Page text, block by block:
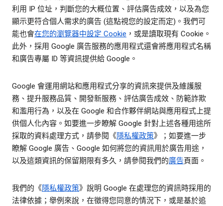
利用 IP 位址，判斷您的大概位置、評估廣告成效，以及為您
顯示更符合個人需求的廣告 (這點視您的設定而定)。我們可
能也會在您的瀏覽器中設定 Cookie ，或是讀取現有 Cookie。
此外，採用 Google 廣告服務的應用程式還會將應用程式名稱
和廣告專屬 ID 等資訊提供給 Google。
Google 會運用網站和應用程式分享的資訊來提供及維護服
務、提升服務品質、開發新服務、評估廣告成效、防範詐欺
和濫用行為，以及在 Google 和合作夥伴網站與應用程式上提
供個人化內容。如要進一步瞭解 Google 針對上述各種用途所
採取的資料處理方式，請參閱《隱私權政策》；如要進一步
瞭解 Google 廣告、Google 如何將您的資訊用於廣告用途，
以及這類資訊的保留期限有多久，請參閱我們的廣告頁面。
我們的《隱私權政策》說明 Google 在處理您的資訊時採用的
法律依據；舉例來說，在徵得您同意的情況下，或是基於追